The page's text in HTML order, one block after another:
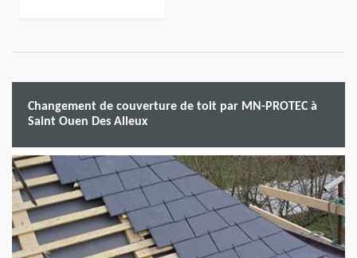
Changement de couverture de toit par MN-PROTEC à
Saint Ouen Des Alleux